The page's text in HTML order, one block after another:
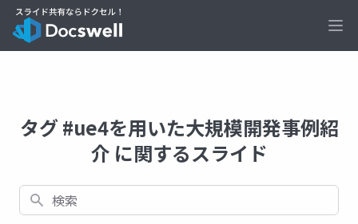
タグ #ue4を用いた大規模開発事例紹
介 に関するスライド
検索